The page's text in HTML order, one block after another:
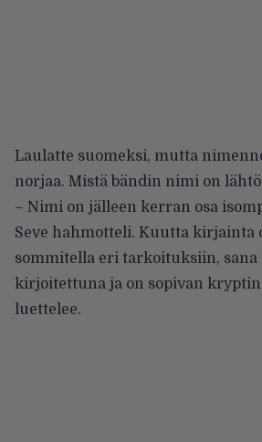
Laulatte suomeksi, mutta
norjaa. Mistä bändin nimi on
– Nimi on jälleen kerran osa
Seve hahmotteli. Kuutta kirjainta
sommitella eri tarkoituksiin, sana
kirjoitettuna ja on sopivan
luettelee.